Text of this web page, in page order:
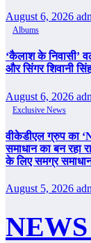
August 6, 2026
Albums
‘कैलाश के निवासी’
और सिंगर शिवानी
August 6, 2026
Exclusive News
वीकेडीएल ग्रुप का
समाधान का बन रहा
के लिए समग्र
August 5, 2026